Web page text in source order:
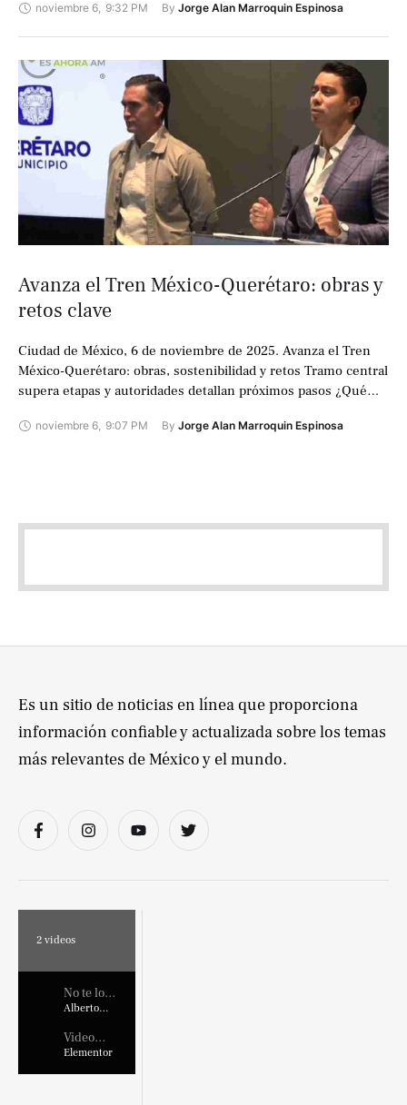
noviembre 6, 9:32 PM By Jorge Alan Marroquin Espinosa
Avanza el Tren México-Querétaro: obras y
retos clave
Ciudad de México, 6 de noviembre de 2025. Avanza el Tren
México-Querétaro: obras, sostenibilidad y retos Tramo central
supera etapas y autoridades detallan próximos pasos ¿Qué
noviembre 6, 9:07 PM By Jorge Alan Marroquin Espinosa
2 videos
No te lo
pierdas !
Alberto
Video
Placehold
Elementor
Es un sitio de noticias en línea que proporciona
información confiable y actualizada sobre los temas
más relevantes de México y el mundo.